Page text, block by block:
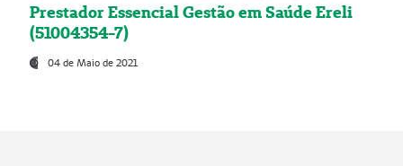
Prestador Essencial Gestão em Saúde Ereli
(51004354-7)
04 de Maio de 2021